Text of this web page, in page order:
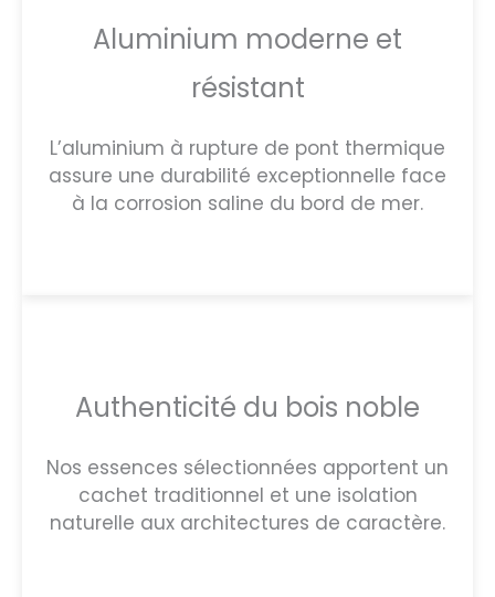
Aluminium moderne et
résistant
L’aluminium à rupture de pont thermique
assure une durabilité exceptionnelle face
à la corrosion saline du bord de mer.
Authenticité du bois noble
Nos essences sélectionnées apportent un
cachet traditionnel et une isolation
naturelle aux architectures de caractère.